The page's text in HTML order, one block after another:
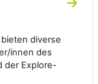
Zum
diverse
innen des
der Explore-